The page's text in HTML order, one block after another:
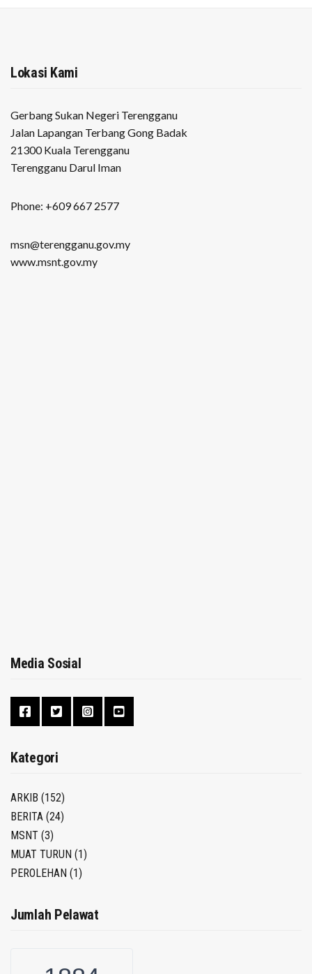
Lokasi Kami
Gerbang Sukan Negeri Terengganu
Jalan Lapangan Terbang Gong Badak
21300 Kuala Terengganu
Terengganu Darul Iman
Phone: +609 667 2577
msn@terengganu.gov.my
www.msnt.gov.my
Media Sosial
Kategori
ARKIB (152)
BERITA (24)
MSNT (3)
MUAT TURUN (1)
PEROLEHAN (1)
Jumlah Pelawat